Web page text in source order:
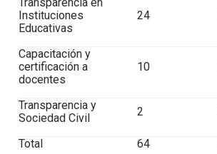
Instituciones
Educativas
24
Capacitación y
certificación a
docentes
10
Transparencia y
Sociedad Civil
2
Total 64